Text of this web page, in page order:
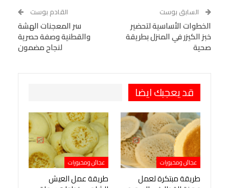
Tumblr
البريد الإلكتروني
VK
Digg
LINE
BlackBerry
Viber
السابق بوست
الخطوات الأساسية لتحضير
خبز الكيزر في المنزل بطريقة
صحية
القادم بوست
سر المعجنات الهشة
والقطنية وصفة حصرية
لنجاح مضمون
قد يعجبك ايضا
عجائن ومخبوزات
طريقة مبتكرة لعمل
عجائن ومخبوزات
طريقة عمل العيش